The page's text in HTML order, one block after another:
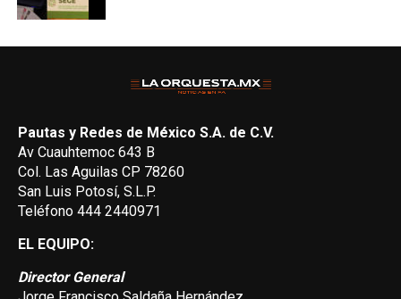
Pautas y Redes de México S.A. de C.V.
Av Cuauhtemoc 643 B
Col. Las Aguilas CP 78260
San Luis Potosí, S.L.P.
Teléfono 444 2440971
EL EQUIPO:
Director General